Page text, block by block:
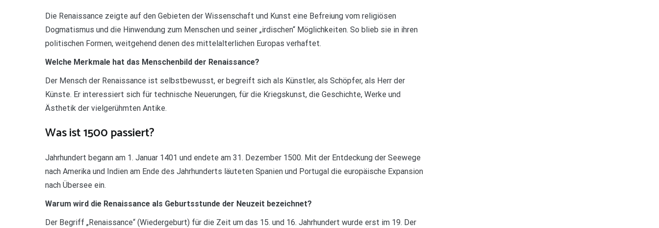
Die Renaissance zeigte auf den Gebieten der Wissenschaft und Kunst eine Befreiung vom religiösen
Dogmatismus und die Hinwendung zum Menschen und seiner „irdischen“ Möglichkeiten. So blieb sie in ihren
politischen Formen, weitgehend denen des mittelalterlichen Europas verhaftet.
Welche Merkmale hat das Menschenbild der Renaissance?
Der Mensch der Renaissance ist selbstbewusst, er begreift sich als Künstler, als Schöpfer, als Herr der
Künste. Er interessiert sich für technische Neuerungen, für die Kriegskunst, die Geschichte, Werke und
Ästhetik der vielgerühmten Antike.
Was ist 1500 passiert?
Jahrhundert begann am 1. Januar 1401 und endete am 31. Dezember 1500. Mit der Entdeckung der Seewege
nach Amerika und Indien am Ende des Jahrhunderts läuteten Spanien und Portugal die europäische Expansion
nach Übersee ein.
Warum wird die Renaissance als Geburtsstunde der Neuzeit bezeichnet?
Der Begriff „Renaissance“ (Wiedergeburt) für die Zeit um das 15. und 16. Jahrhundert wurde erst im 19. Der